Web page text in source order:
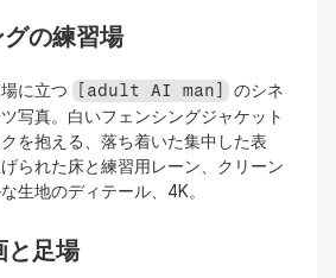
の練習場
に立つ [adult AI man] のシネ
写真。白いフェンシングジャケット
を抱える、落ち着いた集中した表
られた床と練習用レーン、クリーン
生地のディテール、4K。
と足場